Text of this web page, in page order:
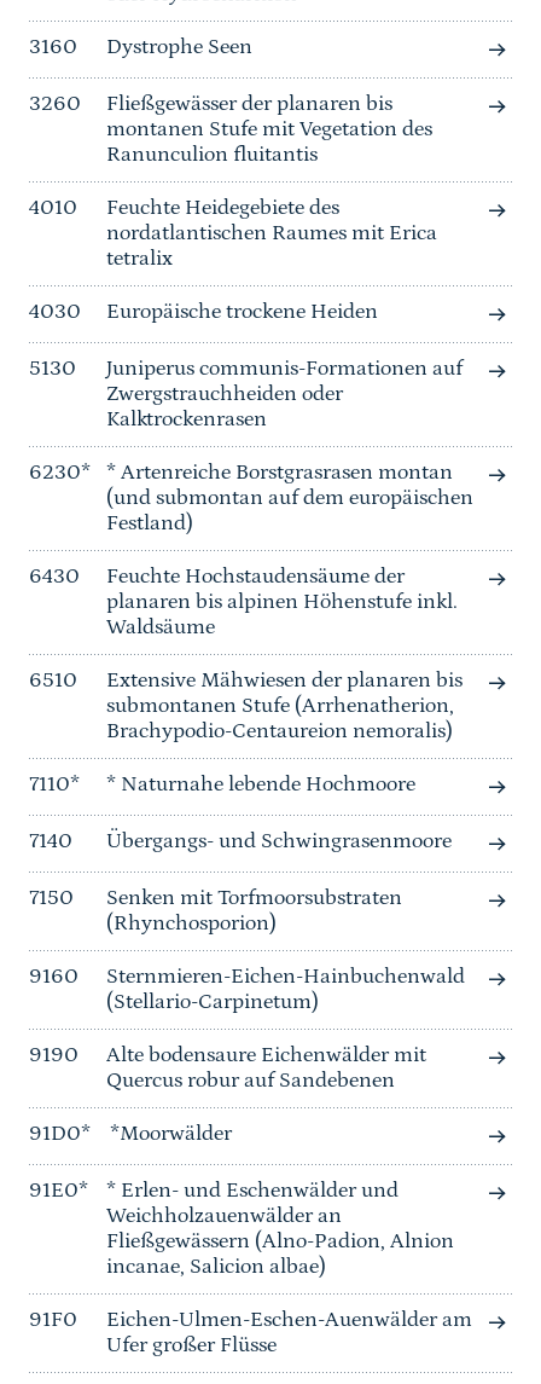
3160 Dystrophe Seen
3260
Fließgewässer der planaren bis
montanen Stufe mit Vegetation des
Ranunculion fluitantis
4010
Feuchte Heidegebiete des
nordatlantischen Raumes mit Erica
tetralix
4030 Europäische trockene Heiden
5130
Juniperus communis-Formationen auf
Zwergstrauchheiden oder
Kalktrockenrasen
6230*
* Artenreiche Borstgrasrasen montan
(und submontan auf dem europäischen
Festland)
6430
Feuchte Hochstaudensäume der
planaren bis alpinen Höhenstufe inkl.
Waldsäume
6510
Extensive Mähwiesen der planaren bis
submontanen Stufe (Arrhenatherion,
Brachypodio-Centaureion nemoralis)
7110* * Naturnahe lebende Hochmoore
7140 Übergangs- und Schwingrasenmoore
7150
Senken mit Torfmoorsubstraten
(Rhynchosporion)
9160
Sternmieren-Eichen-Hainbuchenwald
(Stellario-Carpinetum)
9190
Alte bodensaure Eichenwälder mit
Quercus robur auf Sandebenen
91D0* *Moorwälder
91E0*
* Erlen- und Eschenwälder und
Weichholzauenwälder an
Fließgewässern (Alno-Padion, Alnion
incanae, Salicion albae)
91F0
Eichen-Ulmen-Eschen-Auenwälder am
Ufer großer Flüsse